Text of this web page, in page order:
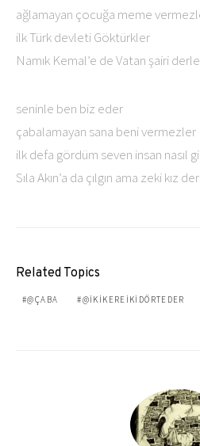
ağlamayan çocuğa meme
ilk Türk devleti Göktürkler
Namık Kemal’e de Vatan şairi
seninle ben biz eder
çabalamayan sana beni vermezler
ilk defa gördüm seven insan nasıl
Sıla Akın’a da çılgın ama zeki kız
Related Topics
@ÇABA @IKIKEREIKIDÖRTEDER